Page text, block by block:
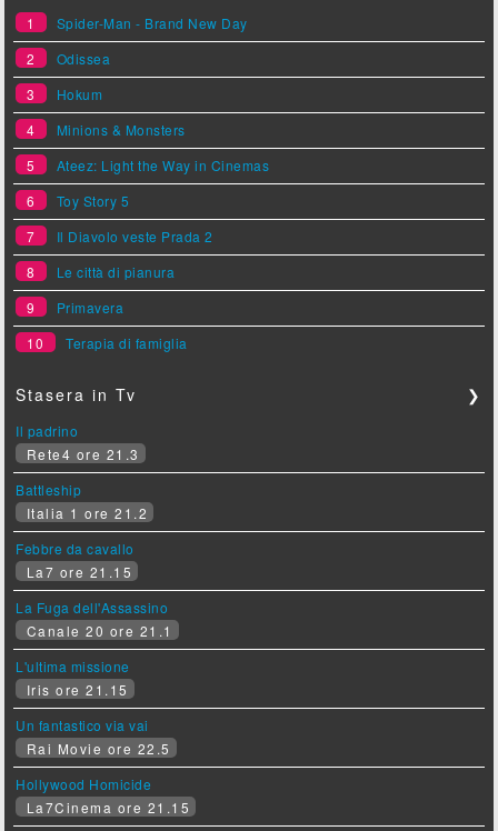
1
Spider-Man - Brand New Day
2
Odissea
3
Hokum
4
Minions & Monsters
5
Ateez: Light the Way in Cinemas
6
Toy Story 5
7
Il Diavolo veste Prada 2
8
Le città di pianura
9
Primavera
10
Terapia di famiglia
Stasera in Tv ❯
Il padrino
Rete4 ore 21.3
Battleship
Italia 1 ore 21.2
Febbre da cavallo
La7 ore 21.15
La Fuga dell'Assassino
Canale 20 ore 21.1
L'ultima missione
Iris ore 21.15
Un fantastico via vai
Rai Movie ore 22.5
Hollywood Homicide
La7Cinema ore 21.15